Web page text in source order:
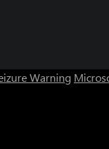
Warning